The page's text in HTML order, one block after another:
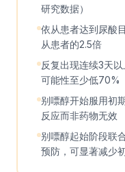
研究数据）
依从患者达到尿酸
从患者的2.5倍
反复出现连续3天
可能性至少低70%
别嘌醇开始服用初
反应而非药物无效
别嘌醇起始阶段联
预防，可显著减少